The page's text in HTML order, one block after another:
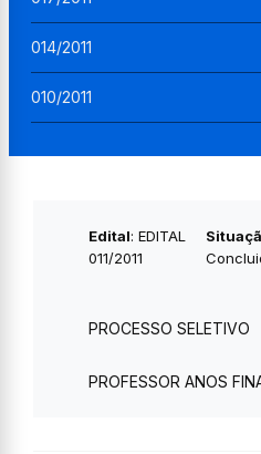
014/2011
010/2011
Edital: EDITAL
011/2011
PROCESSO SELETIVO
PROFESSOR ANOS